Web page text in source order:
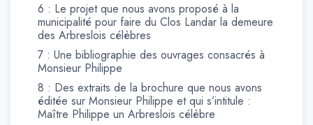
6 : Le projet que nous avons proposé à la
municipalité pour faire du Clos Landar la demeure
des Arbreslois célèbres
7 : Une bibliographie des ouvrages consacrés à
Monsieur Philippe
8 : Des extraits de la brochure que nous avons
éditée sur Monsieur Philippe et qui s’intitule :
Maître Philippe un Arbreslois célèbre